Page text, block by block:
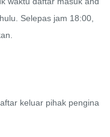
Selepas jam 18:00,
keluar pihak pengina